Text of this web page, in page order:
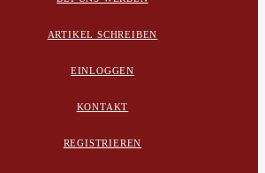
ARTIKEL SCHREIBEN
EINLOGGEN
KONTAKT
REGISTRIEREN